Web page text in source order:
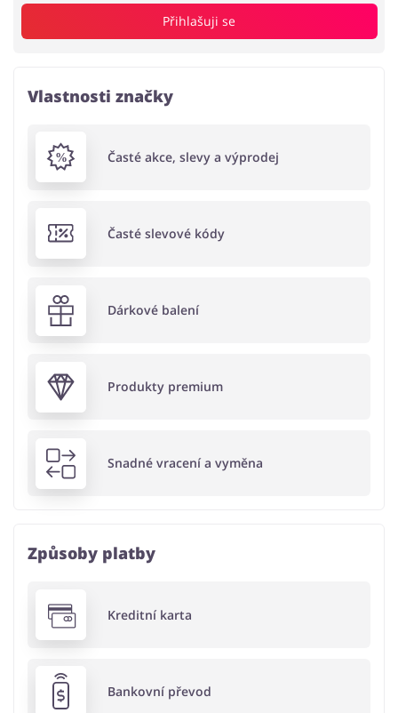
Přihlašuji se
Vlastnosti značky
Časté akce, slevy a výprodej
Časté slevové kódy
Dárkové balení
Produkty premium
Snadné vracení a vyměna
Způsoby platby
Kreditní karta
Bankovní převod